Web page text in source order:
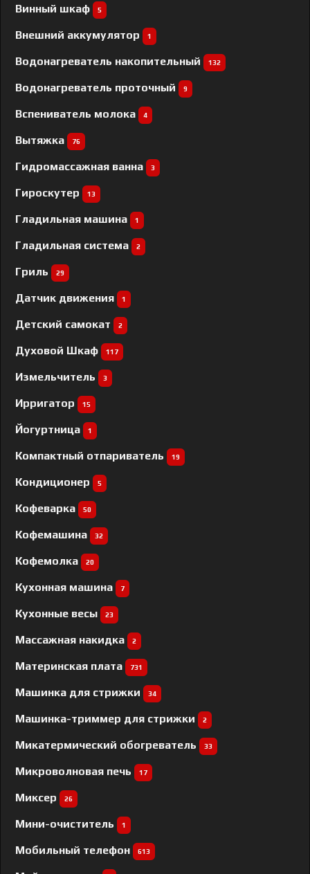
Винный шкаф 5
Внешний аккумулятор 1
Водонагреватель накопительный 132
Водонагреватель проточный 9
Вспениватель молока 4
Вытяжка 76
Гидромассажная ванна 3
Гироскутер 13
Гладильная машина 1
Гладильная система 2
Гриль 29
Датчик движения 1
Детский самокат 2
Духовой Шкаф 117
Измельчитель 3
Ирригатор 15
Йогуртница 1
Компактный отпариватель 19
Кондиционер 5
Кофеварка 50
Кофемашина 32
Кофемолка 20
Кухонная машина 7
Кухонные весы 23
Массажная накидка 2
Материнская плата 731
Машинка для стрижки 34
Машинка-триммер для стрижки 2
Микатермический обогреватель 33
Микроволновая печь 17
Миксер 26
Мини-очиститель 1
Мобильный телефон 613